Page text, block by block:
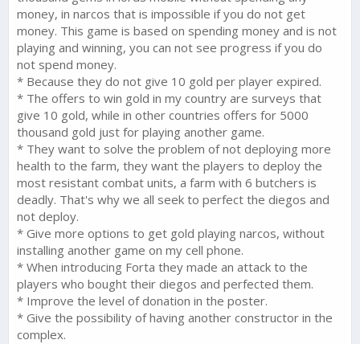
money, in narcos that is impossible if you do not get
money. This game is based on spending money and is not
playing and winning, you can not see progress if you do
not spend money.
* Because they do not give 10 gold per player expired.
* The offers to win gold in my country are surveys that
give 10 gold, while in other countries offers for 5000
thousand gold just for playing another game.
* They want to solve the problem of not deploying more
health to the farm, they want the players to deploy the
most resistant combat units, a farm with 6 butchers is
deadly. That's why we all seek to perfect the diegos and
not deploy.
* Give more options to get gold playing narcos, without
installing another game on my cell phone.
* When introducing Forta they made an attack to the
players who bought their diegos and perfected them.
* Improve the level of donation in the poster.
* Give the possibility of having another constructor in the
complex.